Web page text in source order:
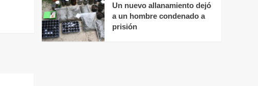
Un nuevo allanamiento dejó
a un hombre condenado a
prisión